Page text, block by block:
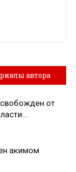
автора
от
акимом